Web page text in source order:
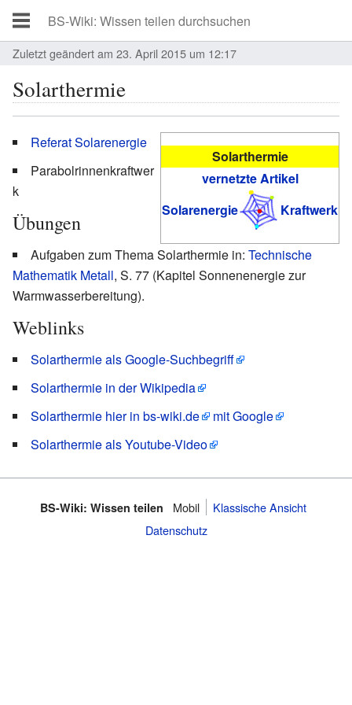
Zuletzt geändert am 23. April 2015 um 12:17
Solarthermie
Solarthermie
vernetzte Artikel
Solarenergie
Kraftwerk
Referat Solarenergie
Parabolrinnenkraftwer
k
Übungen
Aufgaben zum Thema Solarthermie in: Technische
Mathematik Metall, S. 77 (Kapitel Sonnenenergie zur
Warmwasserbereitung).
Weblinks
Solarthermie als Google-Suchbegriff
Solarthermie in der Wikipedia
Solarthermie hier in bs-wiki.de
mit Google
Solarthermie als Youtube-Video
BS-Wiki: Wissen teilen Mobil
Klassische Ansicht
Datenschutz